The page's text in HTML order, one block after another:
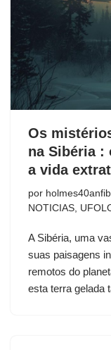
Os
na Sibéria :
a vida
por
NOTICIAS
A Sibéria, uma
suas paisagens
remotos do
esta terra gelada